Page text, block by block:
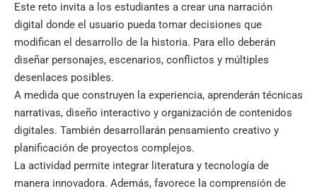
Este reto invita a los estudiantes a crear una narración
digital donde el usuario pueda tomar decisiones que
modifican el desarrollo de la historia. Para ello deberán
diseñar personajes, escenarios, conflictos y múltiples
desenlaces posibles.
A medida que construyen la experiencia, aprenderán técnicas
narrativas, diseño interactivo y organización de contenidos
digitales. También desarrollarán pensamiento creativo y
planificación de proyectos complejos.
La actividad permite integrar literatura y tecnología de
manera innovadora. Además, favorece la comprensión de